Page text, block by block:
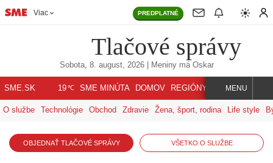
Viac PREDPLATNÉ
Tlačové správy
Sobota, 8. august, 2026| Meniny má Oskar
SME.SK 19℃ SME MINÚTA DOMOV REGIÓNY INDEX SVET
MENU
O službe Technológie Obchod Zdravie Žena, šport, rodina Life style
OBJEDNAŤ TLAČOVÉ SPRÁVY VŠETKO O SLUŽBE